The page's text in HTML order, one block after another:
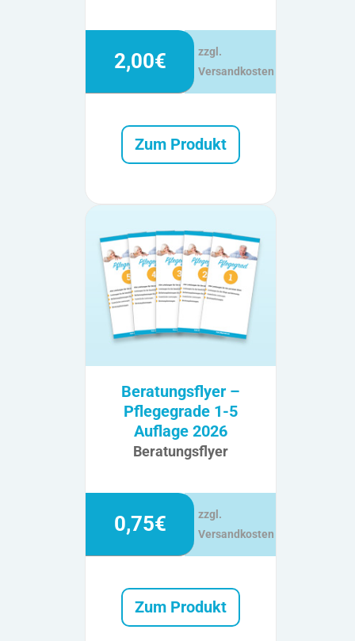
2,00€
zzgl.
Versandkosten
Zum Produkt
Beratungsflyer –
Pflegegrade 1-5
Auflage 2026
Beratungsflyer
0,75€
zzgl.
Versandkosten
Zum Produkt